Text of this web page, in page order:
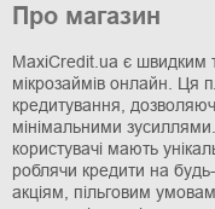
Про магазин
MaxiCredit.ua є швидким
мікрозаймів онлайн. Ця
кредитування,
мінімальними
користувачі мають
роблячи кредити на
акціям, пільговим